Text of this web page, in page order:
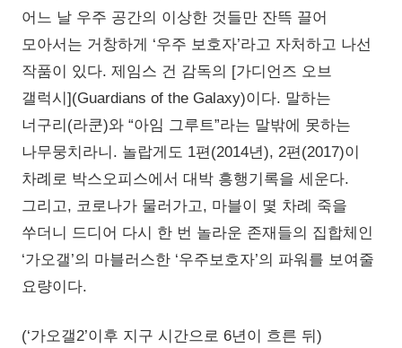
어느 날 우주 공간의 이상한 것들만 잔뜩 끌어
모아서는 거창하게 ‘우주 보호자’라고 자처하고 나선
작품이 있다. 제임스 건 감독의 [가디언즈 오브
갤럭시](Guardians of the Galaxy)이다. 말하는
너구리(라쿤)와 “아임 그루트”라는 말밖에 못하는
나무뭉치라니. 놀랍게도 1편(2014년), 2편(2017)이
차례로 박스오피스에서 대박 흥행기록을 세운다.
그리고, 코로나가 물러가고, 마블이 몇 차례 죽을
쑤더니 드디어 다시 한 번 놀라운 존재들의 집합체인
‘가오갤’의 마블러스한 ‘우주보호자’의 파워를 보여줄
요량이다.
(‘가오갤2’이후 지구 시간으로 6년이 흐른 뒤)